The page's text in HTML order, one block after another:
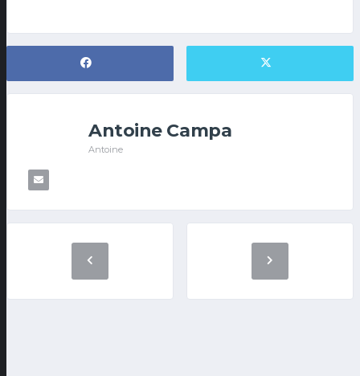
Antoine Campa
Antoine